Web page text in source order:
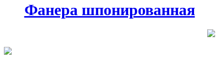
Фанера шпонированная